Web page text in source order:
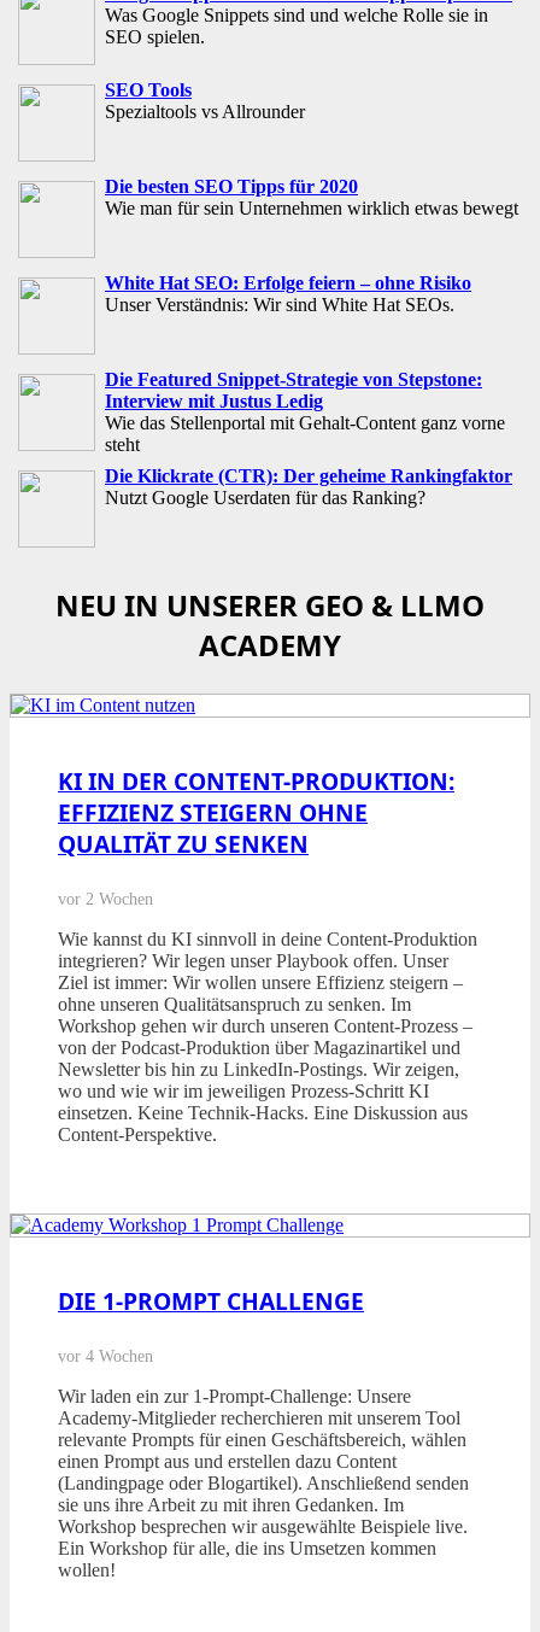
Was Google Snippets sind und welche Rolle sie in
SEO spielen.
SEO Tools
Spezialtools vs Allrounder
Die besten SEO Tipps für 2020
Wie man für sein Unternehmen wirklich etwas bewegt
White Hat SEO: Erfolge feiern – ohne Risiko
Unser Verständnis: Wir sind White Hat SEOs.
Die Featured Snippet-Strategie von Stepstone:
Interview mit Justus Ledig
Wie das Stellenportal mit Gehalt-Content ganz vorne
steht
Die Klickrate (CTR): Der geheime Rankingfaktor
Nutzt Google Userdaten für das Ranking?
NEU IN UNSERER GEO & LLMO
ACADEMY
KI IN DER CONTENT-PRODUKTION:
EFFIZIENZ STEIGERN OHNE
QUALITÄT ZU SENKEN
vor 2 Wochen
Wie kannst du KI sinnvoll in deine Content-Produktion
integrieren? Wir legen unser Playbook offen. Unser
Ziel ist immer: Wir wollen unsere Effizienz steigern –
ohne unseren Qualitätsanspruch zu senken. Im
Workshop gehen wir durch unseren Content-Prozess –
von der Podcast-Produktion über Magazinartikel und
Newsletter bis hin zu LinkedIn-Postings. Wir zeigen,
wo und wie wir im jeweiligen Prozess-Schritt KI
einsetzen. Keine Technik-Hacks. Eine Diskussion aus
Content-Perspektive.
DIE 1-PROMPT CHALLENGE
vor 4 Wochen
Wir laden ein zur 1-Prompt-Challenge: Unsere
Academy-Mitglieder recherchieren mit unserem Tool
relevante Prompts für einen Geschäftsbereich, wählen
einen Prompt aus und erstellen dazu Content
(Landingpage oder Blogartikel). Anschließend senden
sie uns ihre Arbeit zu mit ihren Gedanken. Im
Workshop besprechen wir ausgewählte Beispiele live.
Ein Workshop für alle, die ins Umsetzen kommen
wollen!